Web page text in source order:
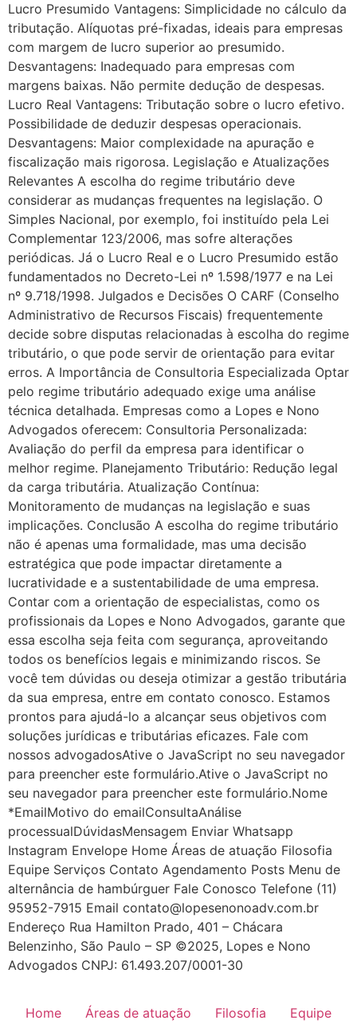
Lucro Presumido Vantagens: Simplicidade no cálculo da
tributação. Alíquotas pré-fixadas, ideais para empresas
com margem de lucro superior ao presumido.
Desvantagens: Inadequado para empresas com
margens baixas. Não permite dedução de despesas.
Lucro Real Vantagens: Tributação sobre o lucro efetivo.
Possibilidade de deduzir despesas operacionais.
Desvantagens: Maior complexidade na apuração e
fiscalização mais rigorosa. Legislação e Atualizações
Relevantes A escolha do regime tributário deve
considerar as mudanças frequentes na legislação. O
Simples Nacional, por exemplo, foi instituído pela Lei
Complementar 123/2006, mas sofre alterações
periódicas. Já o Lucro Real e o Lucro Presumido estão
fundamentados no Decreto-Lei nº 1.598/1977 e na Lei
nº 9.718/1998. Julgados e Decisões O CARF (Conselho
Administrativo de Recursos Fiscais) frequentemente
decide sobre disputas relacionadas à escolha do regime
tributário, o que pode servir de orientação para evitar
erros. A Importância de Consultoria Especializada Optar
pelo regime tributário adequado exige uma análise
técnica detalhada. Empresas como a Lopes e Nono
Advogados oferecem: Consultoria Personalizada:
Avaliação do perfil da empresa para identificar o
melhor regime. Planejamento Tributário: Redução legal
da carga tributária. Atualização Contínua:
Monitoramento de mudanças na legislação e suas
implicações. Conclusão A escolha do regime tributário
não é apenas uma formalidade, mas uma decisão
estratégica que pode impactar diretamente a
lucratividade e a sustentabilidade de uma empresa.
Contar com a orientação de especialistas, como os
profissionais da Lopes e Nono Advogados, garante que
essa escolha seja feita com segurança, aproveitando
todos os benefícios legais e minimizando riscos. Se
você tem dúvidas ou deseja otimizar a gestão tributária
da sua empresa, entre em contato conosco. Estamos
prontos para ajudá-lo a alcançar seus objetivos com
soluções jurídicas e tributárias eficazes. Fale com
nossos advogadosAtive o JavaScript no seu navegador
para preencher este formulário.Ative o JavaScript no
seu navegador para preencher este formulário.Nome
*EmailMotivo do emailConsultaAnálise
processualDúvidasMensagem Enviar Whatsapp
Instagram Envelope Home Áreas de atuação Filosofia
Equipe Serviços Contato Agendamento Posts Menu de
alternância de hambúrguer Fale Conosco Telefone (11)
95952-7915 Email contato@lopesenonoadv.com.br
Endereço Rua Hamilton Prado, 401 – Chácara
Belenzinho, São Paulo – SP ©2025, Lopes e Nono
Advogados CNPJ: 61.493.207/0001-30
Home Áreas de atuação Filosofia Equipe